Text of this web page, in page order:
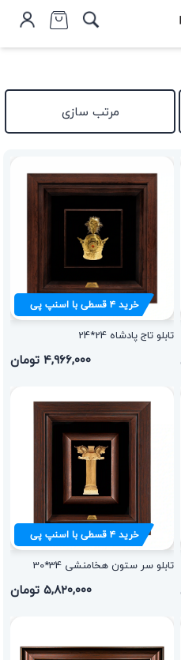
مرتب سازی
خرید۴قسطی با اسنپ پی
تابلو تاج پادشاه 24*24
۴,۹۶۶,۰۰۰ تومان
خرید۴قسطی با اسنپ پی
تابلو سر ستون هخامنشی 34*30
۵,۸۲۰,۰۰۰ تومان